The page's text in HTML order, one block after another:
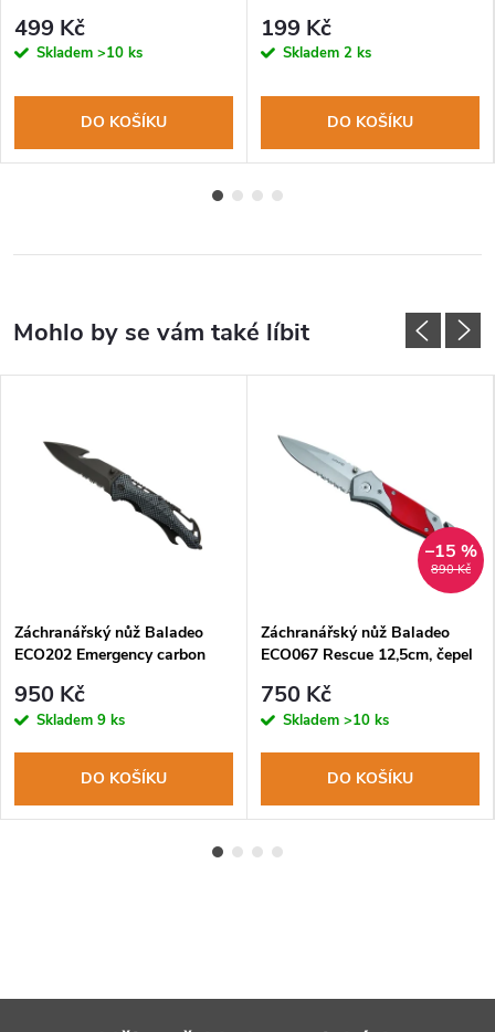
499 Kč
Skladem >10 ks
DO KOŠÍKU
199 Kč
Skladem 2 ks
DO KOŠÍKU
Záchranářský nůž Baladeo
ECO202 Emergency carbon
950 Kč
Skladem 9 ks
DO KOŠÍKU
890 Kč
–15 %
Záchranářský nůž Baladeo
ECO067 Rescue 12,5cm, čepel
ocel+G10, látkový obal
750 Kč
Skladem >10 ks
DO KOŠÍKU